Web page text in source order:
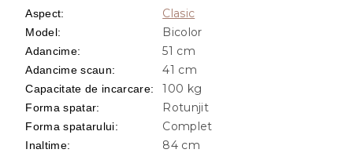
Aspect: Clasic
Model: Bicolor
Adancime: 51 cm
Adancime scaun: 41 cm
Capacitate de incarcare: 100 kg
Forma spatar: Rotunjit
Forma spatarului: Complet
Inaltime: 84 cm